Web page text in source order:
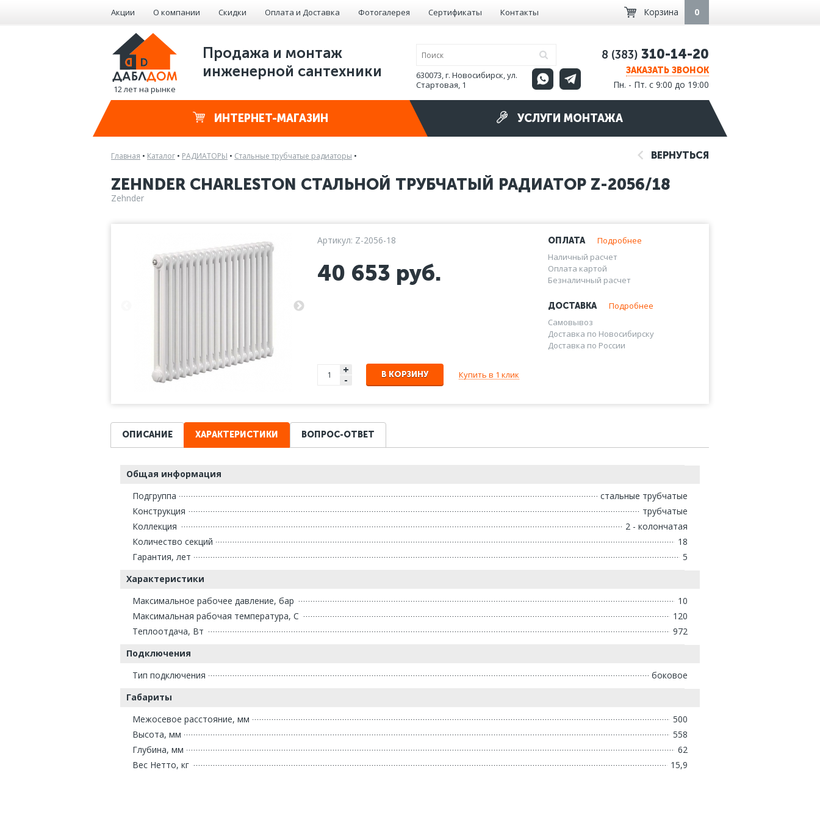
Акции О компании Скидки Оплата и Доставка Фотогалерея Сертификаты Контакты Корзина 0
12 лет на рынке
Продажа и монтаж
инженерной сантехники
630073, г. Новосибирск, ул.
Стартовая, 1
8 (383) 310-14-20
ЗАКАЗАТЬ ЗВОНОК
Пн. - Пт. с 9:00 до 19:00
ИНТЕРНЕТ-МАГАЗИН УСЛУГИ МОНТАЖА
Главная • Каталог • РАДИАТОРЫ • Стальные трубчатые радиаторы • ВЕРНУТЬСЯ
ZEHNDER CHARLESTON СТАЛЬНОЙ ТРУБЧАТЫЙ РАДИАТОР Z-2056/18
Zehnder
Артикул: Z-2056-18
40 653 руб.
ОПЛАТА
Подробнее
Наличный расчет
Оплата картой
Безналичный расчет
ДОСТАВКА
Подробнее
Самовывоз
Доставка по Новосибирску
Доставка по России
+
- В КОРЗИНУ Купить в 1 клик
ОПИСАНИЕ ХАРАКТЕРИСТИКИ ВОПРОС-ОТВЕТ
Общая информация
Подгруппа
стальные трубчатые
Конструкция
трубчатые
Коллекция
2 - колончатая
Количество секций
18
Гарантия, лет
5
Характеристики
Максимальное рабочее давление, бар
10
Максимальная рабочая температура, С
120
Теплоотдача, Вт
972
Подключения
Тип подключения
боковое
Габариты
Межосевое расстояние, мм
500
Высота, мм
558
Глубина, мм
62
Вес Нетто, кг
15,9